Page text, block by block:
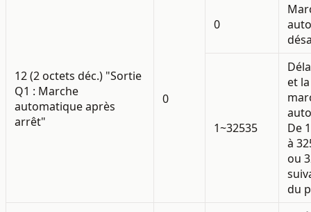
12 (2 octets déc.) "Sortie
Q1 : Marche
automatique après
arrêt"
0
0
1~32535
et
De
à
ou
du